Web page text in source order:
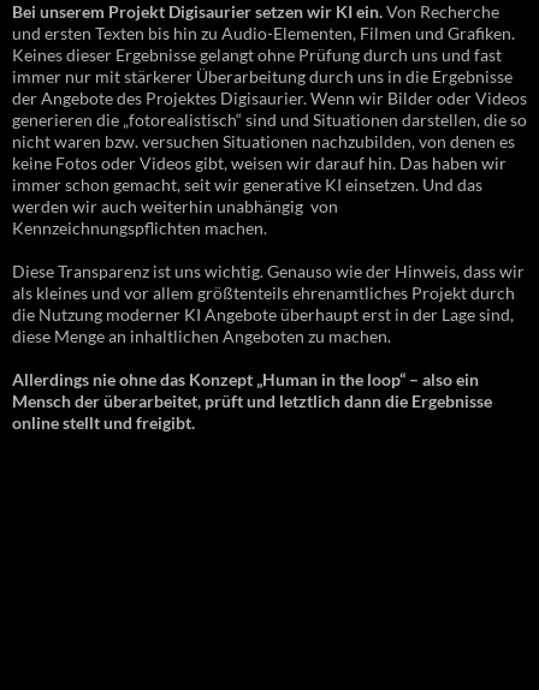
Bei unserem Projekt Digisaurier setzen wir KI ein.Von Recherche
und ersten Texten bis hin zu Audio-Elementen, Filmen und Grafiken.
Keines dieser Ergebnisse gelangt ohne Prüfung durch uns und fast
immer nur mit stärkerer Überarbeitung durch uns in die Ergebnisse
der Angebote des Projektes Digisaurier. Wenn wir Bilder oder Videos
generieren die „fotorealistisch“ sind und Situationen darstellen, die so
nicht waren bzw. versuchen Situationen nachzubilden, von denen es
keine Fotos oder Videos gibt, weisen wir darauf hin. Das haben wir
immer schon gemacht, seit wir generative KI einsetzen. Und das
werden wir auch weiterhin unabhängig von
Kennzeichnungspflichten machen.
Diese Transparenz ist uns wichtig. Genauso wie der Hinweis, dass wir
als kleines und vor allem größtenteils ehrenamtliches Projekt durch
die Nutzung moderner KI Angebote überhaupt erst in der Lage sind,
diese Menge an inhaltlichen Angeboten zu machen.
Allerdings nie ohne das Konzept „Human in the loop“ – also ein
Mensch der überarbeitet, prüft und letztlich dann die Ergebnisse
online stellt und freigibt.